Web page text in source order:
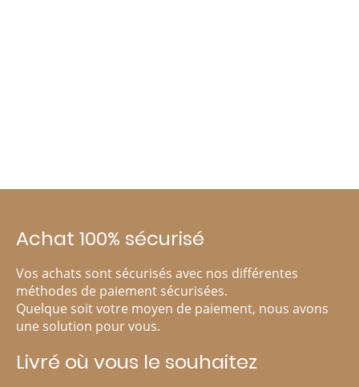
Achat 100% sécurisé
Vos achats sont sécurisés avec nos différentes
méthodes de paiement sécurisées.
Quelque soit votre moyen de paiement, nous avons
une solution pour vous.
Livré où vous le souhaitez